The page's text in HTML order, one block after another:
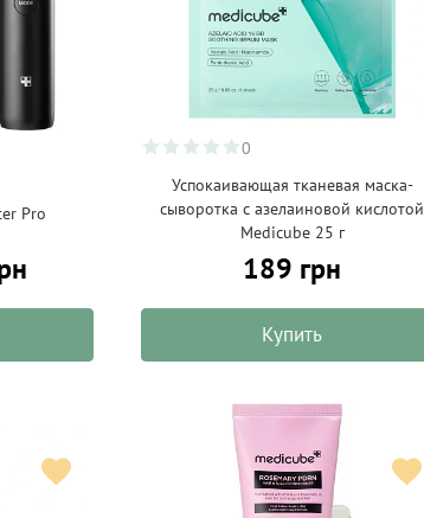
Pro
0
Успокаивающая тканевая маска-
сыворотка с азелаиновой кислотой
Medicube 25 г
189 грн
Купить